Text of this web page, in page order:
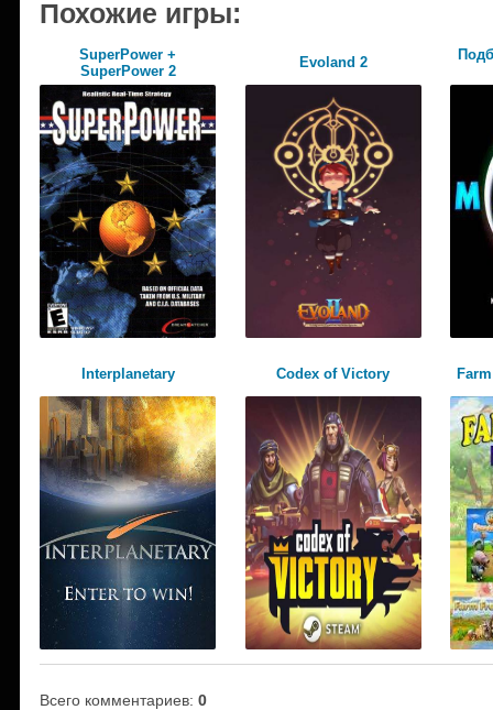
Похожие игры:
SuperPower +
SuperPower 2
Evoland 2
Interplanetary Codex of Victory
Всего комментариев: 0